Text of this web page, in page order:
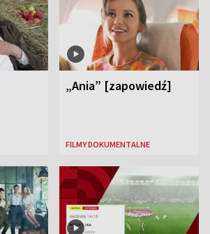
„Ania” [zapowiedź]
FILMY DOKUMENTALNE